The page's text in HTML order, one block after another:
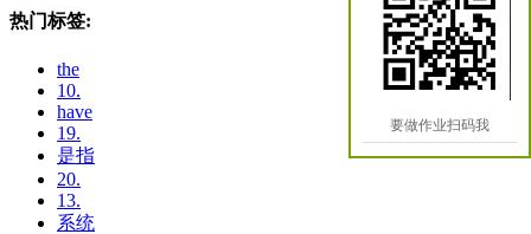
热门标签:
the
10.
have
19.
是指
20.
13.
系统
要做作业扫码我